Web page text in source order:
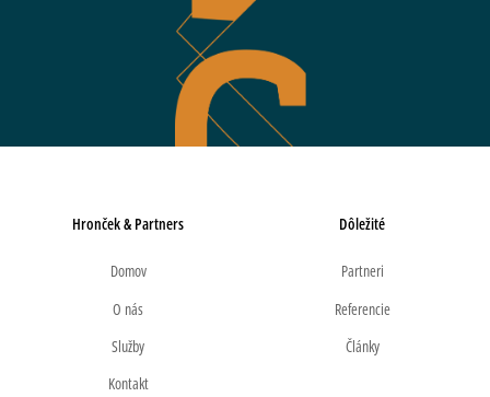
Hronček & Partners
Domov
O nás
Služby
Kontakt
Dôležité
Partneri
Referencie
Články